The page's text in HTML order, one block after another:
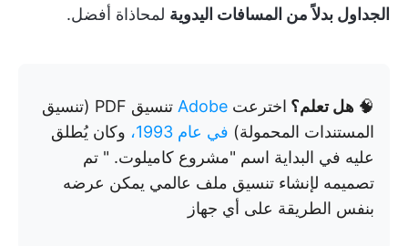
الجداول بدلاً من المسافات اليدوية لمحاذاة أفضل.
🧠 هل تعلم؟ اخترعت Adobe
تنسيق PDF (تنسيق
المستندات المحمولة) في عام 1993،
وكان يُطلق
عليه في البداية اسم "مشروع كاميلوت. " تم
تصميمه لإنشاء تنسيق ملف عالمي يمكن عرضه
بنفس الطريقة على أي جهاز